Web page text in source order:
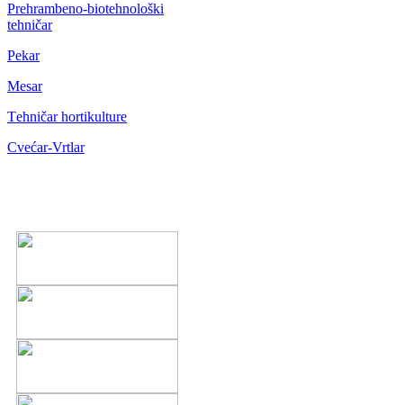
Prehrambeno-biotehnološki
tehničar
Pekar
Mesar
Тehničar hortikulture
Cvećar-Vrtlar